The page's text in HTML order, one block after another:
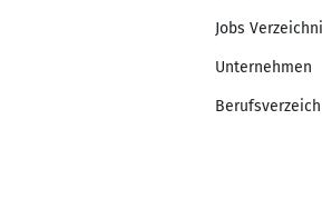
Jobs
Unternehmen